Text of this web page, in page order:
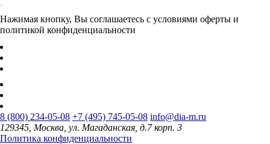
Нажимая кнопку, Вы соглашаетесь с условиями оферты и
политикой конфиденциальности
8 (800) 234-05-08 +7 (495) 745-05-08 info@dia-m.ru
129345, Москва, ул. Магаданская, д.7 корп. 3
Политика конфиденциальности